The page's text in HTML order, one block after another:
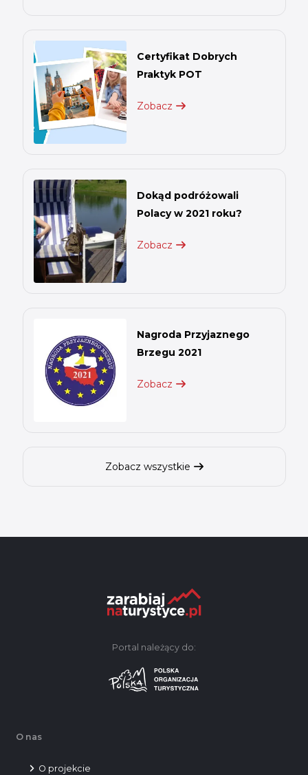
Certyfikat Dobrych
Praktyk POT
Zobacz
Dokąd podróżowali
Polacy w 2021 roku?
Zobacz
Nagroda Przyjaznego
Brzegu 2021
Zobacz
Zobacz wszystkie
Portal należący do:
O nas
O projekcie